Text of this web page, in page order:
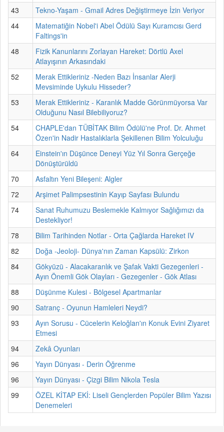
43
Tekno-Yaşam - Gmail Adres Değiştirmeye İzin Veriyor
44
Matematiğin Nobel'i Abel Ödülü Sayı Kuramcısı Gerd
Faltings'in
48
Fizik Kanunlarını Zorlayan Hareket: Dörtlü Axel
Atlayışının Arkasındaki
52
Merak Ettikleriniz -Neden Bazı İnsanlar Alerji
Mevsiminde Uykulu Hisseder?
53
Merak Ettikleriniz - Karanlık Madde Görünmüyorsa Var
Olduğunu Nasıl Bilebiliyoruz?
54
CHAPLE'dan TÜBİTAK Bilim Ödülü'ne Prof. Dr. Ahmet
Özen'in Nadir Hastalıklarla Şekillenen Bilim Yolculuğu
64
Einstein'ın Düşünce Deneyi Yüz Yıl Sonra Gerçeğe
Dönüştürüldü
70
Asfaltın Yeni Bileşeni: Algler
72
Arşimet Palimpsestinin Kayıp Sayfası Bulundu
74
Sanat Ruhumuzu Beslemekle Kalmıyor Sağlığımızı da
Destekliyor!
78
Bilim Tarihinden Notlar - Orta Çağlarda Hareket IV
82
Doğa -Jeoloji- Dünya'nın Zaman Kapsülü: Zirkon
84
Gökyüzü - Alacakaranlık ve Şafak Vakti Gezegenleri -
Ayın Önemli Gök Olayları - Gezegenler - Gök Atlası
88
Düşünme Kulesi - Bölgesel Apartmanlar
90
Satranç - Oyunun Hamleleri Neydi?
93
Ayın Sorusu - Cücelerin Keloğlan'ın Konuk Evini Ziyaret
Etmesi
94
Zekâ Oyunları
96
Yayın Dünyası - Derin Öğrenme
96
Yayın Dünyası - Çizgi Bilim Nikola Tesla
99
ÖZEL KİTAP EKİ: Liseli Gençlerden Popüler Bilim Yazısı
Denemeleri